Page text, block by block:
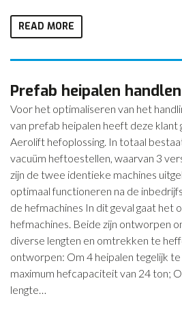
READ MORE
Prefab heipalen
Voor het optimaliseren van het
van prefab heipalen heeft deze klant
Aerolift hefoplossing. In totaal
vacuüm heftoestellen, waarvan 3
zijn de twee identieke machines
optimaal functioneren na de
de hefmachines In dit geval gaat het
hefmachines. Beide zijn ontworpen
diverse lengten en omtrekken te
ontworpen: Om 4 heipalen tegelijk
maximum hefcapaciteit van 24 ton;
lengte…